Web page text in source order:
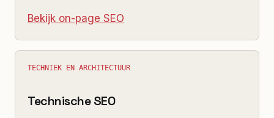
Bekijk on-page SEO
TECHNIEK EN ARCHITECTUUR
Technische SEO